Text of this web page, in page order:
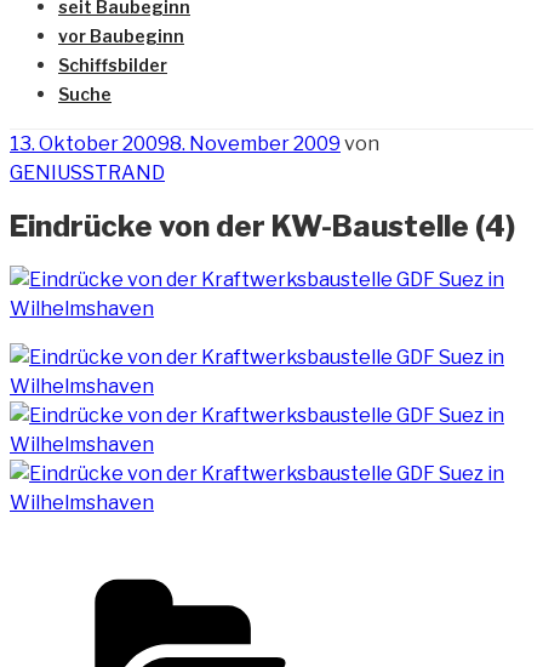
seit Baubeginn
vor Baubeginn
Schiffsbilder
Suche
Veröffentlicht
am
13. Oktober 20098. November 2009 von
GENIUSSTRAND
Eindrücke von der KW-Baustelle (4)